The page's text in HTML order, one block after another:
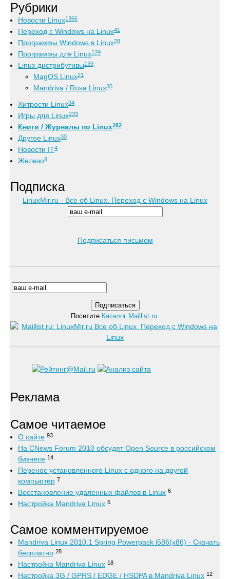
Рубрики
Новости Linux1366
Переход с Windows на Linux41
Программы Windows в Linux28
Программы для Linux129
Linux дистрибутивы139
MagOS Linux21
Mandriva / Rosa Linux35
Хитрости Linux34
Игры для Linux233
Книги / Журналы по Linux282
Другое Linux30
Новости IT4
Железо9
Подписка
LinuxMir.ru - Все об Linux. Переход с Windows на Linux
Подписаться письмом
Посетите Каталог Maillist.ru.
Реклама
Самое читаемое
О сайте 93
На CNews Forum 2010 обсудят Open Source в российском
бизнесе 14
Перенос установленного Linux с одного на другой
компьютер 7
Восстановление удаленных файлов в Linux 6
Настройка Mandriva Linux 5
Самое комментируемое
Mandriva Linux 2010.1 Spring Powerpack i586(x86) - Скачать
бесплатно 28
Настройка Mandriva Linux 18
Настройка 3G / GPRS / EDGE / HSDPA в Mandriva Linux 12